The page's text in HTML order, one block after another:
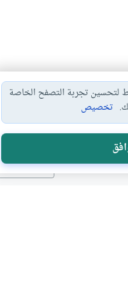
هل انتفعت
نعم
لتحسين تجربة التصفح الخاصة
تخصيص